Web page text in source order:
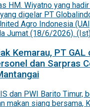
Kemarau, PT GAL
dan Sarpras